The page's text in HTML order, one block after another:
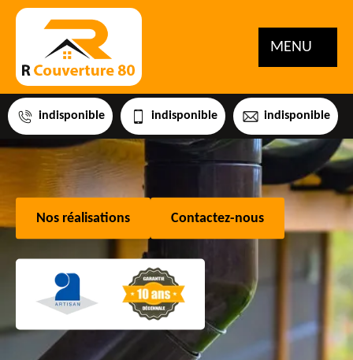
MENU
indisponible indisponible indisponible
Nos réalisations Contactez-nous